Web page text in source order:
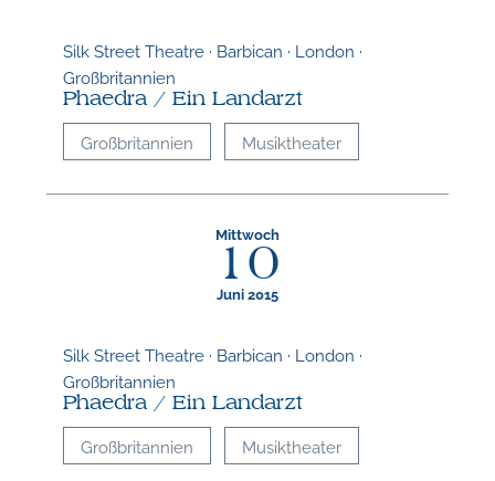
Silk Street Theatre · Barbican · London ·
Großbritannien
Phaedra / Ein Landarzt
Großbritannien Musiktheater
Mittwoch
10
Juni 2015
Silk Street Theatre · Barbican · London ·
Großbritannien
Phaedra / Ein Landarzt
Großbritannien Musiktheater